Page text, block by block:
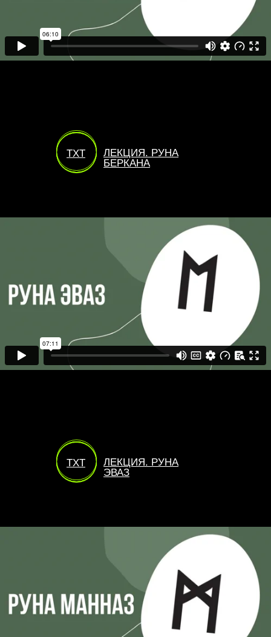
TXT
ЛЕКЦИЯ. РУНА
БЕРКАНА
TXT
ЛЕКЦИЯ. РУНА
ЭВАЗ